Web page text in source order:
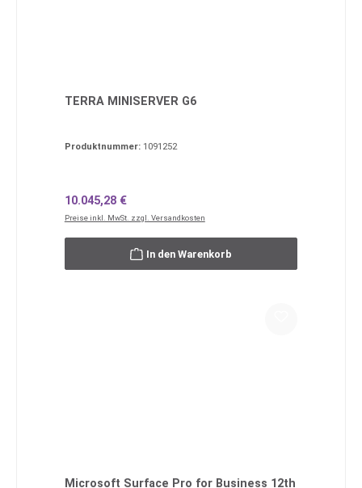
TERRA MINISERVER G6
Produktnummer: 1091252
Regulärer Preis:
10.045,28 €
Preise inkl. MwSt. zzgl. Versandkosten
In den Warenkorb
Microsoft Surface Pro for Business 12th